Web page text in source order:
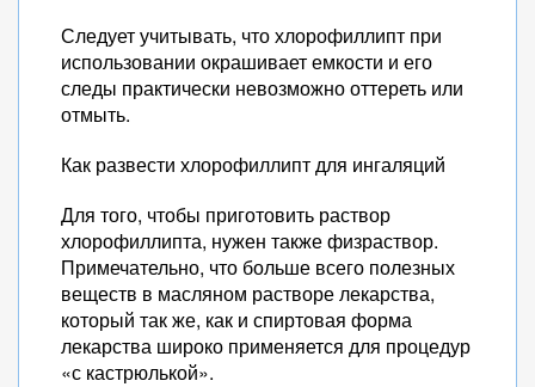
Следует учитывать, что хлорофиллипт при
использовании окрашивает емкости и его
следы практически невозможно оттереть или
отмыть.
Как развести хлорофиллипт для ингаляций
Для того, чтобы приготовить раствор
хлорофиллипта, нужен также физраствор.
Примечательно, что больше всего полезных
веществ в масляном растворе лекарства,
который так же, как и спиртовая форма
лекарства широко применяется для процедур
«с кастрюлькой».